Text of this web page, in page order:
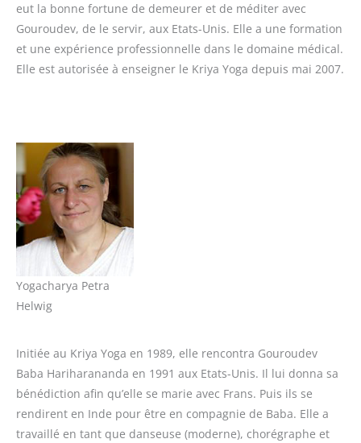
eut la bonne fortune de demeurer et de méditer avec
Gouroudev, de le servir, aux Etats-Unis. Elle a une formation
et une expérience professionnelle dans le domaine médical.
Elle est autorisée à enseigner le Kriya Yoga depuis mai 2007.
Yogacharya Petra
Helwig
Initiée au Kriya Yoga en 1989, elle rencontra Gouroudev
Baba Hariharananda en 1991 aux Etats-Unis. Il lui donna sa
bénédiction afin qu’elle se marie avec Frans. Puis ils se
rendirent en Inde pour être en compagnie de Baba. Elle a
travaillé en tant que danseuse (moderne), chorégraphe et